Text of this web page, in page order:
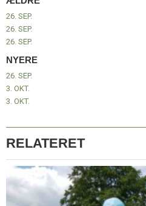
Værktøjskassen
14.0:
Mission
15.0:
Om
BaptistKirken
Næste
indlæg:
Travl
Odense
Forrige
indlæg:
Mit
med
musik
26. SEP.
26. SEP.
26. SEP.
NYERE
26. SEP.
3. OKT.
3. OKT.
RELATERET